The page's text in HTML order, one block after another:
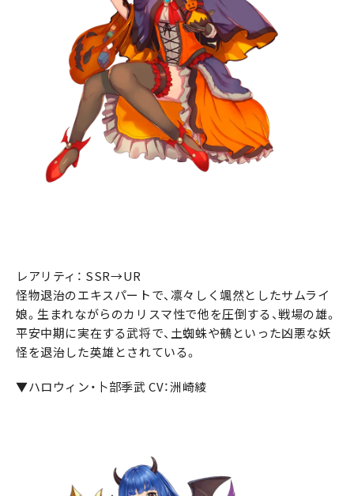
レアリティ： SSR→UR
怪物退治のエキスパートで、凛々しく颯然としたサムライ
娘。生まれながらのカリスマ性で他を圧倒する、戦場の雄。
平安中期に実在する武将で、土蜘蛛や鵺といった凶悪な妖
怪を退治した英雄とされている。
▼ハロウィン・卜部季武 CV：洲崎綾